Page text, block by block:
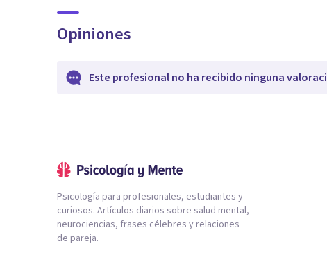
Opiniones
Este profesional no ha recibido ninguna
Psicología para profesionales, estudiantes y
curiosos. Artículos diarios sobre salud mental,
neurociencias, frases célebres y relaciones
de pareja.